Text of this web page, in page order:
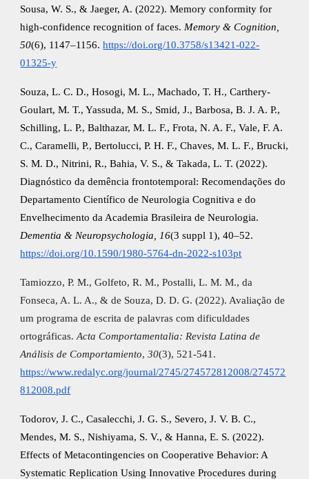
Sousa, W. S., & Jaeger, A. (2022). Memory conformity for
high-confidence recognition of faces. Memory & Cognition,
50(6), 1147–1156. https://doi.org/10.3758/s13421-022-
01325-y
Souza, L. C. D., Hosogi, M. L., Machado, T. H., Carthery-
Goulart, M. T., Yassuda, M. S., Smid, J., Barbosa, B. J. A. P.,
Schilling, L. P., Balthazar, M. L. F., Frota, N. A. F., Vale, F. A.
C., Caramelli, P., Bertolucci, P. H. F., Chaves, M. L. F., Brucki,
S. M. D., Nitrini, R., Bahia, V. S., & Takada, L. T. (2022).
Diagnóstico da demência frontotemporal: Recomendações do
Departamento Científico de Neurologia Cognitiva e do
Envelhecimento da Academia Brasileira de Neurologia.
Dementia & Neuropsychologia, 16(3 suppl 1), 40–52.
https://doi.org/10.1590/1980-5764-dn-2022-s103pt
Tamiozzo, P. M., Golfeto, R. M., Postalli, L. M. M., da
Fonseca, A. L. A., & de Souza, D. D. G. (2022). Avaliação de
um programa de escrita de palavras com dificuldades
ortográficas.Acta Comportamentalia: Revista Latina de
Análisis de Comportamiento,30(3), 521-541.
https://www.redalyc.org/journal/2745/274572812008/274572
812008.pdf
Todorov, J. C., Casalecchi, J. G. S., Severo, J. V. B. C.,
Mendes, M. S., Nishiyama, S. V., & Hanna, E. S. (2022).
Effects of Metacontingencies on Cooperative Behavior: A
Systematic Replication Using Innovative Procedures during